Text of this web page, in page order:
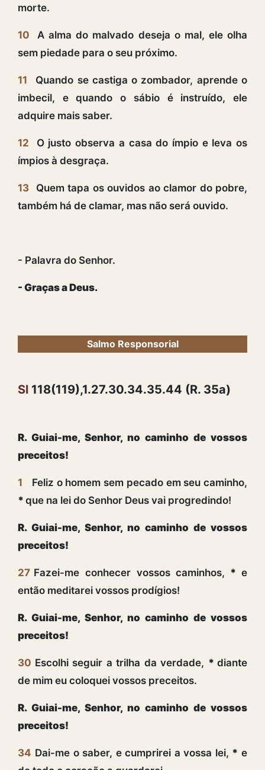
morte.
10
A alma do malvado deseja o mal, ele olha
sem piedade para o seu próximo.
11
Quando se castiga o zombador, aprende o
imbecil, e quando o sábio é instruído, ele
adquire mais saber.
12
O justo observa a casa do ímpio e leva os
ímpios à desgraça.
13
Quem tapa os ouvidos ao clamor do pobre,
também há de clamar, mas não será ouvido.
- Palavra do Senhor.
- Graças a Deus.
Salmo Responsorial
Sl 118(119),1.27.30.34.35.44 (R. 35a)
R. Guiai-me, Senhor, no caminho de vossos
preceitos!
1
Feliz o homem sem pecado em seu caminho,
* que na lei do Senhor Deus vai progredindo!
R. Guiai-me, Senhor, no caminho de vossos
preceitos!
27 Fazei-me conhecer vossos caminhos, *e
então meditarei vossos prodígios!
R. Guiai-me, Senhor, no caminho de vossos
preceitos!
30 Escolhi seguir a trilha da verdade, *diante
de mim eu coloquei vossos preceitos.
R. Guiai-me, Senhor, no caminho de vossos
preceitos!
34 Dai-me o saber, e cumprirei a vossa lei, * e